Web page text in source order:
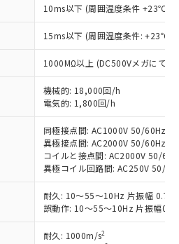
10ms以下 (周囲温度条件 +23℃)
15ms以下 (周囲温度条件: +23℃)
1000MΩ以上 (DC500Vメガにて)
機械的: 18,000回/h
電気的: 1,800回/h
同極接点間: AC1000V 50/60Hz
異極接点間: AC2000V 50/60Hz
コイルと接点間: AC2000V 50/
異極コイル回路間: AC250V 50/
耐久: 10～55～10Hz 片振幅
誤動作: 10～55～10Hz 片振幅
耐久: 1000m/s2
いただき、同意のうえ
、当社制御機器事業取扱
庫状況および標準価格
させていただくもので
事業取扱商品の中には、
対象外となる商品もある
ください。
び標準価格照会結果は、
更新日時点での社内デー
成されるものであり、閲
指令（10物質）の非含
に切り替える予定のある
RoHS指令（10物質）の
品で、対応品を出す予
RoHS指令（10物質）の
を調査中または確認中の
ンス料など無形物で、有
のない商品です。
より、非含有部品として
品と判明した場合などや
ことがあります。
水銀(Hg) 1000ppm以下、 カド
材料含有率が中国RoHSの
ことを示します。
材料含有率が中国RoHSの
ることを示します。
す。当社販売部門へお問
準値 (GB/T26572)：
国貿易法に定める商品
貨物等」という）を輸出
の提供する場合は、日本